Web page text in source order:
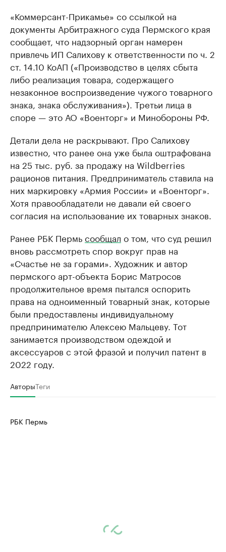
«Коммерсант-Прикамье» со ссылкой на
документы Арбитражного суда Пермского края
сообщает, что надзорный орган намерен
привлечь ИП Салихову к ответственности по ч. 2
ст. 14.10 КоАП («Производство в целях сбыта
либо реализация товара, содержащего
незаконное воспроизведение чужого товарного
знака, знака обслуживания»). Третьи лица в
споре — это АО «Военторг» и Минобороны РФ.
Детали дела не раскрывают. Про Салихову
известно, что ранее она уже была оштрафована
на 25 тыс. руб. за продажу на Wildberries
рационов питания. Предприниматель ставила на
них маркировку «Армия России» и «Военторг».
Хотя правообладатели не давали ей своего
согласия на использование их товарных знаков.
Ранее РБК Пермьсообщал о том, что суд решил
вновь рассмотреть спор вокруг прав на
«Счастье не за горами». Художник и автор
пермского арт-объекта Борис Матросов
продолжительное время пытался оспорить
права на одноименный товарный знак, которые
были предоставлены индивидуальному
предпринимателю Алексею Мальцеву. Тот
занимается производством одеждой и
аксессуаров с этой фразой и получил патент в
2022 году.
АвторыТеги
РБК Пермь